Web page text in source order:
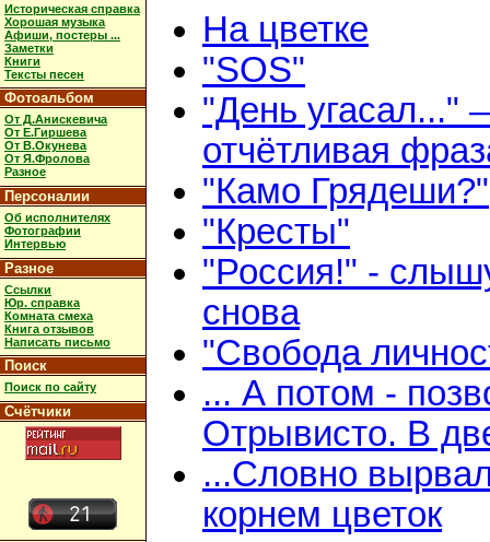
Историческая справка
Хорошая музыка
Афиши, постеры ...
Заметки
Книги
Тексты песен
Фотоальбом
От Д.Анискевича
От Е.Гиршева
От В.Окунева
От Я.Фролова
Разное
Персоналии
Об исполнителях
Фотографии
Интервью
Разное
Ссылки
Юр. справка
Комната смеха
Книга отзывов
Написать письмо
Поиск
Поиск по сайту
Счётчики
На цветке
"SOS"
"День угасал..."
отчётливая
"Камо Грядеши?"
"Кресты"
"Россия!" -
снова
"Свобода
... А потом -
Отрывисто. В
...Словно
корнем цветок